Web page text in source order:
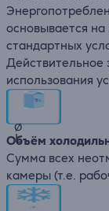
основывается
стандартных
Действительное
использования
∅
L
Объём
Сумма всех
камеры (т.е.